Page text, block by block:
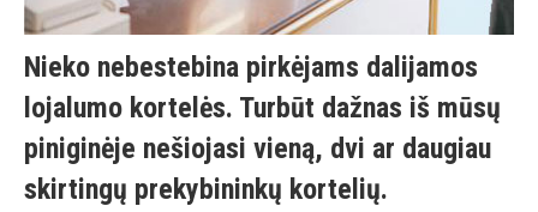
Nieko nebestebina pirkėjams dalijamos
lojalumo kortelės. Turbūt dažnas iš mūsų
piniginėje nešiojasi vieną, dvi ar daugiau
skirtingų prekybininkų kortelių.